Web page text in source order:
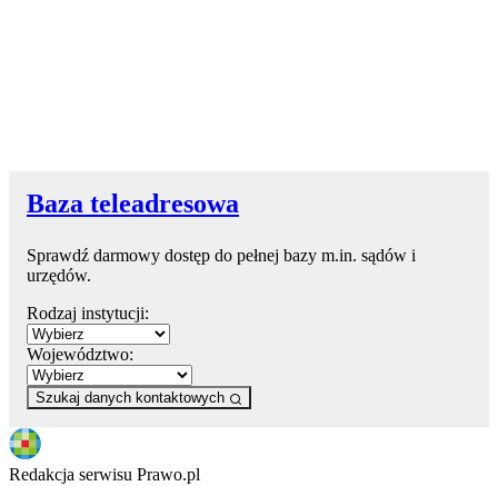
Baza teleadresowa
Sprawdź darmowy dostęp do pełnej bazy m.in. sądów i
urzędów.
Rodzaj instytucji:
Województwo:
Szukaj danych kontaktowych
Redakcja serwisu Prawo.pl